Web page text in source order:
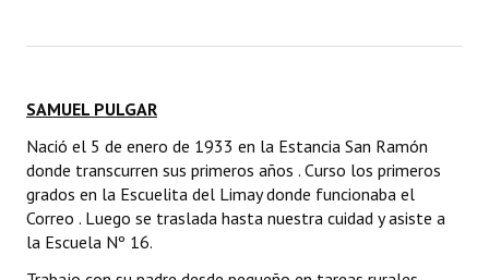
SAMUEL PULGAR
Nació el 5 de enero de 1933 en la Estancia San Ramón
donde transcurren sus primeros años . Curso los primeros
grados en la Escuelita del Limay donde funcionaba el
Correo . Luego se traslada hasta nuestra cuidad y asiste a
la Escuela Nº 16.